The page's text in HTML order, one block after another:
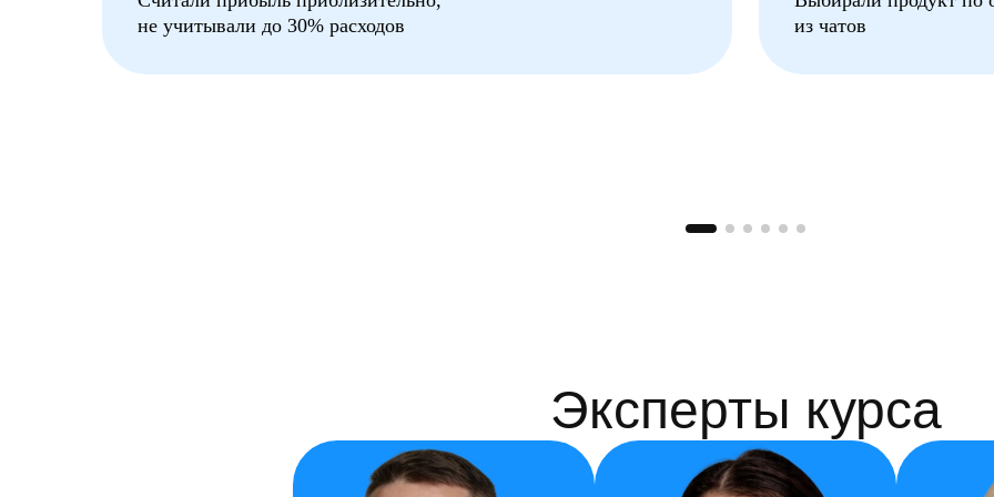
не учитывали до 30% расходов
из чатов
Эксперты курса